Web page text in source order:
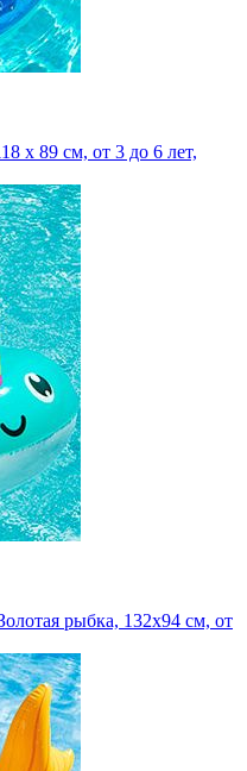
х 89 см, от 3 до 6 лет,
рыбка, 132х94 см, от